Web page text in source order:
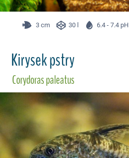
3 cm 30 l 6.4 - 7.4 pH
Kirysek pstry
Corydoras paleatus